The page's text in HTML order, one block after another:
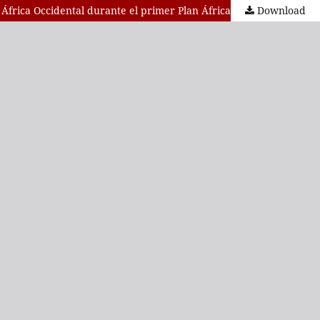
Occidental durante el primer Plan África Download